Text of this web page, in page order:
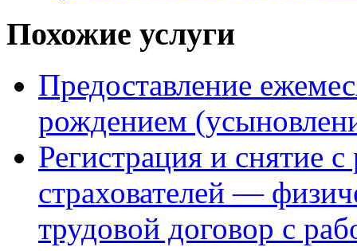
Похожие услуги
Предоставление
рождением
Регистрация и снятие
страхователей —
трудовой договор с